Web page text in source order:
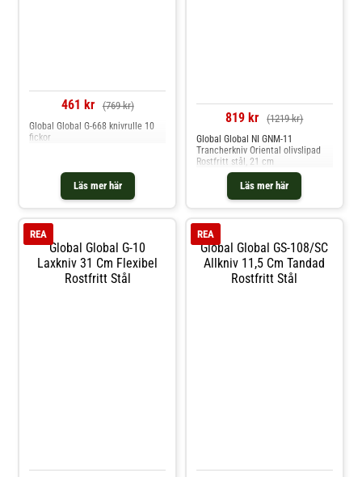
461 kr (769 kr)
Läs mer här
Global Global G-668 knivrulle 10
fickor
819 kr (1219 kr)
Läs mer här
Global Global NI GNM-11
Trancherkniv Oriental olivslipad
Rostfritt stål, 21 cm
Global Global G-10
Laxkniv 31 Cm Flexibel
Rostfritt Stål
REA
Global Global GS-108/SC
Allkniv 11,5 Cm Tandad
Rostfritt Stål
REA